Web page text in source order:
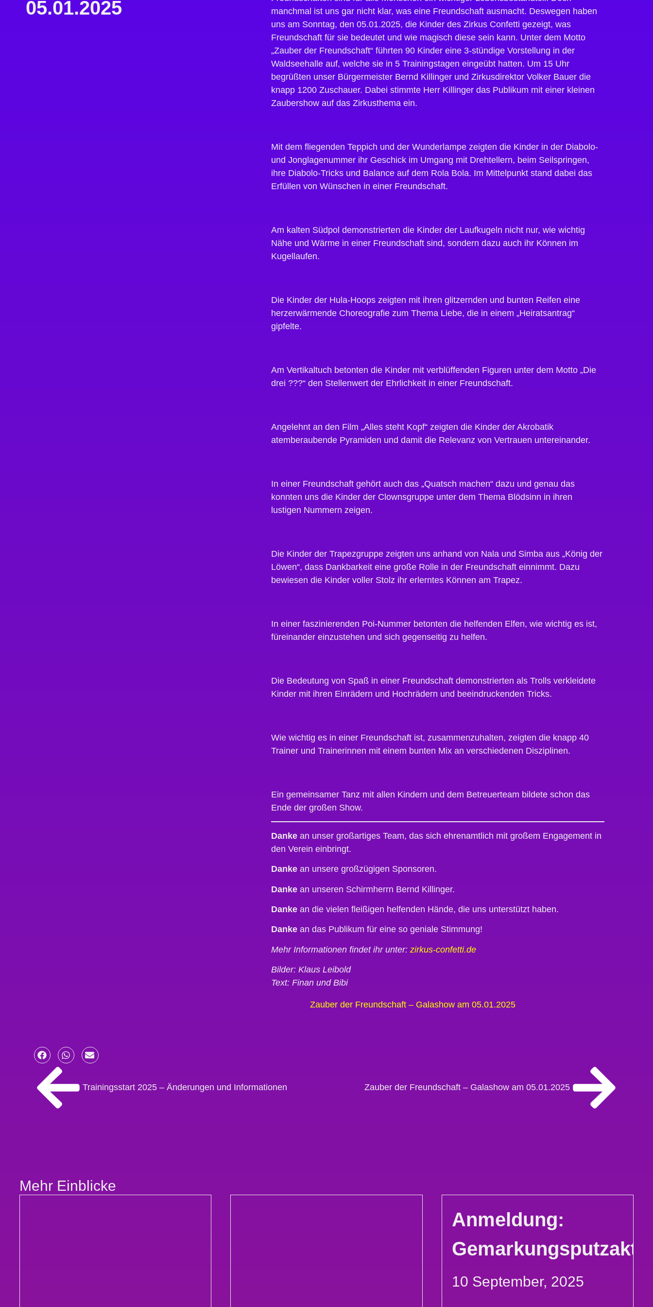
05.01.2025
manchmal ist uns gar nicht klar, was eine Freundschaft ausmacht. Deswegen haben
uns am Sonntag, den 05.01.2025, die Kinder des Zirkus Confetti gezeigt, was
Freundschaft für sie bedeutet und wie magisch diese sein kann. Unter dem Motto
„Zauber der Freundschaft“ führten 90 Kinder eine 3-stündige Vorstellung in der
Waldseehalle auf, welche sie in 5 Trainingstagen eingeübt hatten. Um 15 Uhr
begrüßten unser Bürgermeister Bernd Killinger und Zirkusdirektor Volker Bauer die
knapp 1200 Zuschauer. Dabei stimmte Herr Killinger das Publikum mit einer kleinen
Zaubershow auf das Zirkusthema ein.
Mit dem fliegenden Teppich und der Wunderlampe zeigten die Kinder in der Diabolo-
und Jonglagenummer ihr Geschick im Umgang mit Drehtellern, beim Seilspringen,
ihre Diabolo-Tricks und Balance auf dem Rola Bola. Im Mittelpunkt stand dabei das
Erfüllen von Wünschen in einer Freundschaft.
Am kalten Südpol demonstrierten die Kinder der Laufkugeln nicht nur, wie wichtig
Nähe und Wärme in einer Freundschaft sind, sondern dazu auch ihr Können im
Kugellaufen.
Die Kinder der Hula-Hoops zeigten mit ihren glitzernden und bunten Reifen eine
herzerwärmende Choreografie zum Thema Liebe, die in einem „Heiratsantrag“
gipfelte.
Am Vertikaltuch betonten die Kinder mit verblüffenden Figuren unter dem Motto „Die
drei ???“ den Stellenwert der Ehrlichkeit in einer Freundschaft.
Angelehnt an den Film „Alles steht Kopf“ zeigten die Kinder der Akrobatik
atemberaubende Pyramiden und damit die Relevanz von Vertrauen untereinander.
In einer Freundschaft gehört auch das „Quatsch machen“ dazu und genau das
konnten uns die Kinder der Clownsgruppe unter dem Thema Blödsinn in ihren
lustigen Nummern zeigen.
Die Kinder der Trapezgruppe zeigten uns anhand von Nala und Simba aus „König der
Löwen“, dass Dankbarkeit eine große Rolle in der Freundschaft einnimmt. Dazu
bewiesen die Kinder voller Stolz ihr erlerntes Können am Trapez.
In einer faszinierenden Poi-Nummer betonten die helfenden Elfen, wie wichtig es ist,
füreinander einzustehen und sich gegenseitig zu helfen.
Die Bedeutung von Spaß in einer Freundschaft demonstrierten als Trolls verkleidete
Kinder mit ihren Einrädern und Hochrädern und beeindruckenden Tricks.
Wie wichtig es in einer Freundschaft ist, zusammenzuhalten, zeigten die knapp 40
Trainer und Trainerinnen mit einem bunten Mix an verschiedenen Disziplinen.
Ein gemeinsamer Tanz mit allen Kindern und dem Betreuerteam bildete schon das
Ende der großen Show.
Danke an unser großartiges Team, das sich ehrenamtlich mit großem Engagement in
den Verein einbringt.
Danke an unsere großzügigen Sponsoren.
Danke an unseren Schirmherrn Bernd Killinger.
Danke an die vielen fleißigen helfenden Hände, die uns unterstützt haben.
Danke an das Publikum für eine so geniale Stimmung!
Mehr Informationen findet ihr unter: zirkus-confetti.de
Bilder: Klaus Leibold
Text: Finan und Bibi
Zauber der Freundschaft – Galashow am 05.01.2025
Trainingsstart 2025 – Änderungen und Informationen Zauber der Freundschaft – Galashow am 05.01.2025
Mehr Einblicke
Anmeldung:
10 September, 2025